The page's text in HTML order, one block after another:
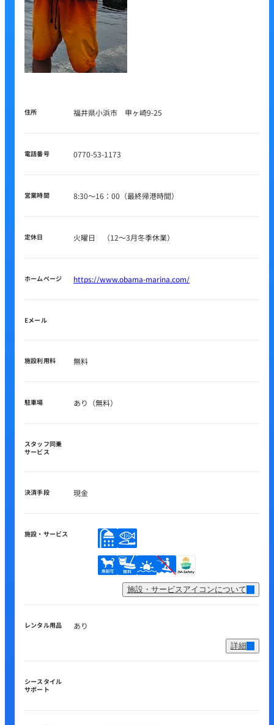
住所 福井県小浜市 甲ヶ崎9-25
電話番号 0770-53-1173
営業時間 8:30～16：00（最終帰港時間）
定休日 火曜日 （12～3月冬季休業）
ホームページ https://www.obama-marina.com/
Eメール
施設利用料 無料
駐車場 あり（無料）
スタッフ同乗
サービス
決済手段 現金
施設・サービス
施設・サービスアイコンについて
レンタル用品 あり
詳細
シースタイル
サポート